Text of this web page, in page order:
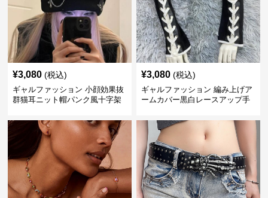
¥3,080 (税込)
ギャルファッション 小顔効果抜
群猫耳ニット帽パンク風十字架
¥3,080 (税込)
ギャルファッション 編み上げア
ームカバー黒白レースアップ手